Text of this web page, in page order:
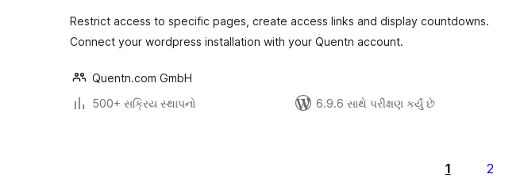
Restrict access to specific pages, create access links and display countdowns.
Connect your wordpress installation with your Quentn account.
Quentn.com GmbH
500+ સક્રિય સ્થાપનો
6.9.6 સાથે પરીક્ષણ કર્યું છે
1 2